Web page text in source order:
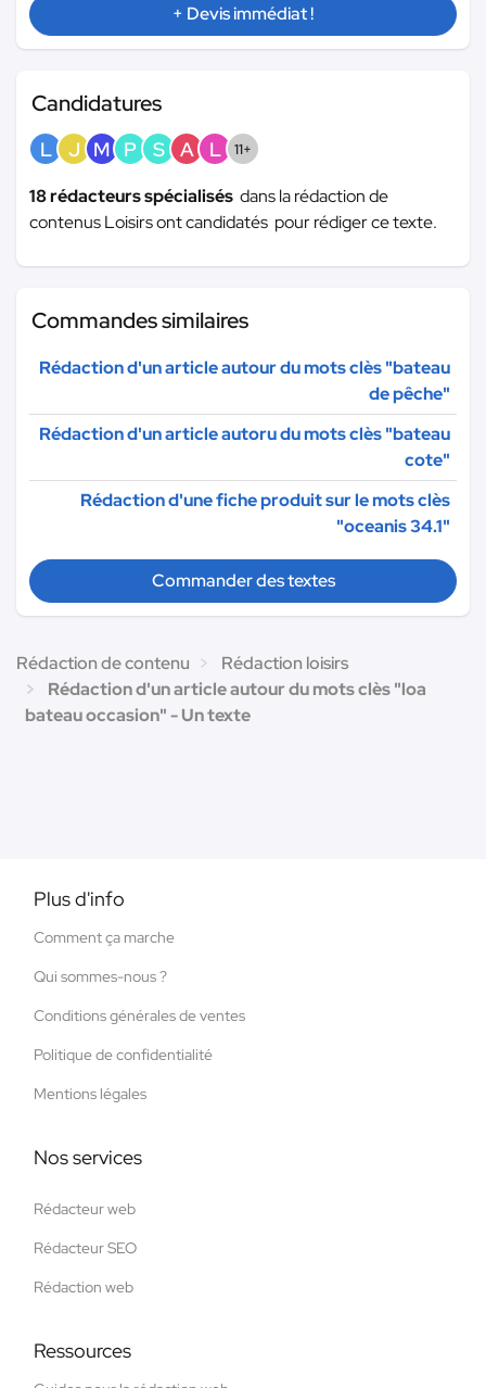
+ Devis immédiat !
Candidatures
L J M P S A L 11+
18 rédacteurs spécialisés dans la rédaction de
contenus Loisirs ont candidatés pour rédiger ce texte.
Commandes similaires
Rédaction d'un article autour du mots clès "bateau
de pêche"
Rédaction d'un article autoru du mots clès "bateau
cote"
Rédaction d'une fiche produit sur le mots clès
"oceanis 34.1"
Commander des textes
Rédaction de contenu
Rédaction loisirs
Rédaction d'un article autour du mots clès "loa
bateau occasion" - Un texte
Plus d'info
Comment ça marche
Qui sommes-nous ?
Conditions générales de ventes
Politique de confidentialité
Mentions légales
Nos services
Rédacteur web
Rédacteur SEO
Rédaction web
Ressources